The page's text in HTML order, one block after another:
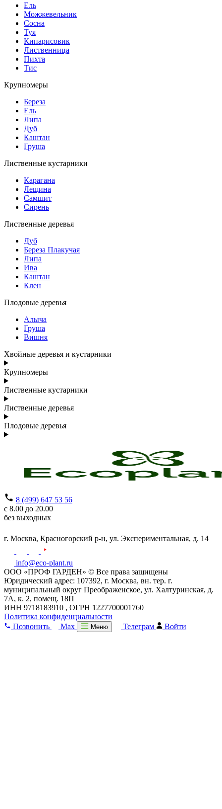
Ель
Можжевельник
Сосна
Туя
Кипарисовик
Лиственница
Пихта
Тис
Крупномеры
Береза
Ель
Липа
Дуб
Каштан
Груша
Лиственные кустарники
Карагана
Лещина
Самшит
Сирень
Лиственные деревья
Дуб
Береза Плакучая
Липа
Ива
Каштан
Клен
Плодовые деревья
Алыча
Груша
Вишня
Хвойные деревья и кустарники
Крупномеры
Лиственные кустарники
Лиственные деревья
Плодовые деревья
8 (499) 647 53 56
с 8.00 до 20.00
без выходных
г. Москва, Красногорский р-н, ул. Экспериментальная, д. 14
info@eco-plant.ru
ООО «ПРОФ ГАРДЕН» © Все права защищены
Юридический адрес: 107392, г. Москва, вн. тер. г.
муниципальный округ Преображенское, ул. Халтуринская, д.
7А, к. 2, помещ. 18П
ИНН 9718183910 , ОГРН 1227700001760
Политика конфиденциальности
Позвонить
Max Меню Телеграм Войти